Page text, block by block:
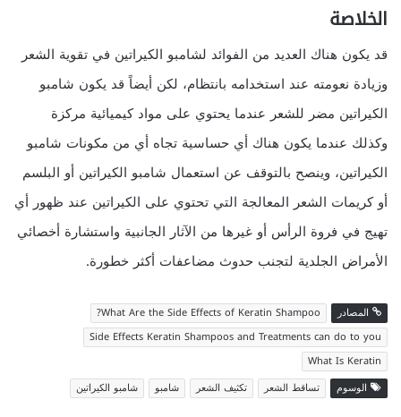
الخلاصة
قد يكون هناك العديد من الفوائد لشامبو الكيراتين في تقوية الشعر
وزيادة نعومته عند استخدامه بانتظام، لكن أيضاً قد يكون شامبو
الكيراتين مضر للشعر عندما يحتوي على مواد كيميائية مركزة
وكذلك عندما يكون هناك أي حساسية تجاه أي من مكونات شامبو
الكيراتين، وينصح بالتوقف عن استعمال شامبو الكيراتين أو البلسم
أو كريمات الشعر المعالجة التي تحتوي على الكيراتين عند ظهور أي
تهيج في فروة الرأس أو غيرها من الآثار الجانبية واستشارة أخصائي
الأمراض الجلدية لتجنب حدوث مضاعفات أكثر خطورة.
المصادر
What Are the Side Effects of Keratin Shampoo?
Side Effects Keratin Shampoos and Treatments can do to you
What Is Keratin
الوسوم
تساقط الشعر تكثيف الشعر شامبو شامبو الكيراتين